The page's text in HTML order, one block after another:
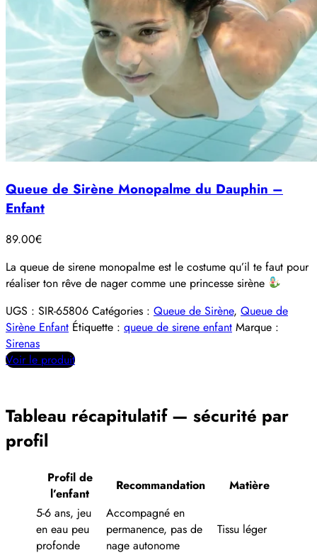
Queue de Sirène Monopalme du Dauphin –
Enfant
89.00€
La queue de sirene monopalme est le costume qu’il te faut pour
réaliser ton rêve de nager comme une princesse sirène
UGS : SIR-65806 Catégories : Queue de Sirène, Queue de
Sirène Enfant Étiquette : queue de sirene enfant Marque :
Sirenas
Voir le produit
Tableau récapitulatif — sécurité par
profil
Profil de
l’enfant
Recommandation
Matière
5-6 ans, jeu
en eau peu
profonde
Accompagné en
permanence, pas de
nage autonome
Tissu léger